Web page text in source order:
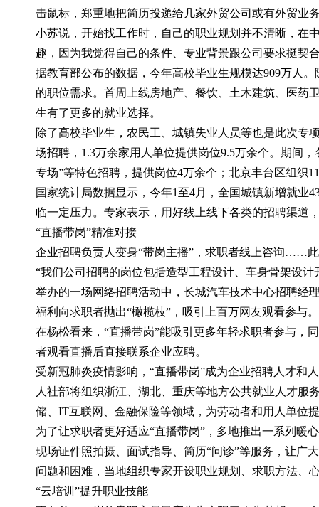
击鼠标，郑重地把简历投递给几家外贸公司或有外贸业
小苏说，开始找工作时，自己的职业规划并不清晰，在
趣，因为我觉得自己的条件、专业背景跟公司要求挺契
据教育部公布的数据，今年高校毕业生规模达909万人
的职位需求。首周上线房地产、餐饮、土木建筑、医药
生有了更多的就业选择。
除了高校毕业生，农民工、城镇失业人员等也是此次专
场招聘，1.3万余家用人单位提供岗位9.5万余个。期间
专场”等特色招聘，提供岗位4万余个；北京丰台区组织
国家统计局数据显示，今年1至4月，全国城镇新增就业
临一定压力。专家表示，用好线上线下各类的招聘渠道
“直播带岗”精准对接
企业招聘负责人变身“带岗主播”，求职者线上咨询……
“我们公司招聘的岗位包括造型工程设计、车身骨架设
举办的一场网络招聘活动中，长城汽车技术中心招聘经
福利向求职者抛出“橄榄枝”，吸引上百万网友观看参与。
在杨松看来，“直播带岗”能吸引更多年轻求职者参与，
者观看直播后直接联系企业应聘。
受新冠肺炎疫情影响，“直播带岗”成为企业招聘人才和
人社部将组织浙江、湖北、重庆等地方公共就业人才服
储、IT互联网、金融保险等领域，为劳动者和用人单位
为了让求职者更好适应“直播带岗”，多地推出一系列暖
现场证件照拍摄、面试指导、简历“问诊”等服务，让广
问题和困难，当地组织专家开设职业规划、求职方法、
“云培训”提升职业技能